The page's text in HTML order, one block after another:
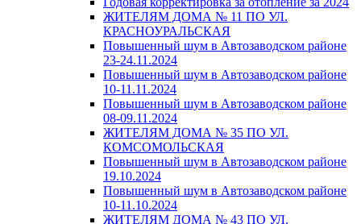
ЖИТЕЛЯМ ДОМА № 11 ПО УЛ.
КРАСНОУРАЛЬСКАЯ
Повышенный шум в Автозаводском районе
23-24.11.2024
Повышенный шум в Автозаводском районе
10-11.11.2024
Повышенный шум в Автозаводском районе
08-09.11.2024
ЖИТЕЛЯМ ДОМА № 35 ПО УЛ.
КОМСОМОЛЬСКАЯ
Повышенный шум в Автозаводском районе
19.10.2024
Повышенный шум в Автозаводском районе
10-11.10.2024
ЖИТЕЛЯМ ДОМА № 43 ПО УЛ.